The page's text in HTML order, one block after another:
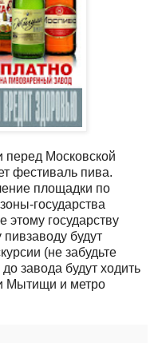
Московской
фестиваль пива.
площадки по
государства
этому государству
будут
(не забудьте
завода будут ходить
Мытищи и метро